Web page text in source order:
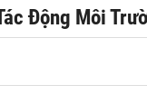
Động Môi